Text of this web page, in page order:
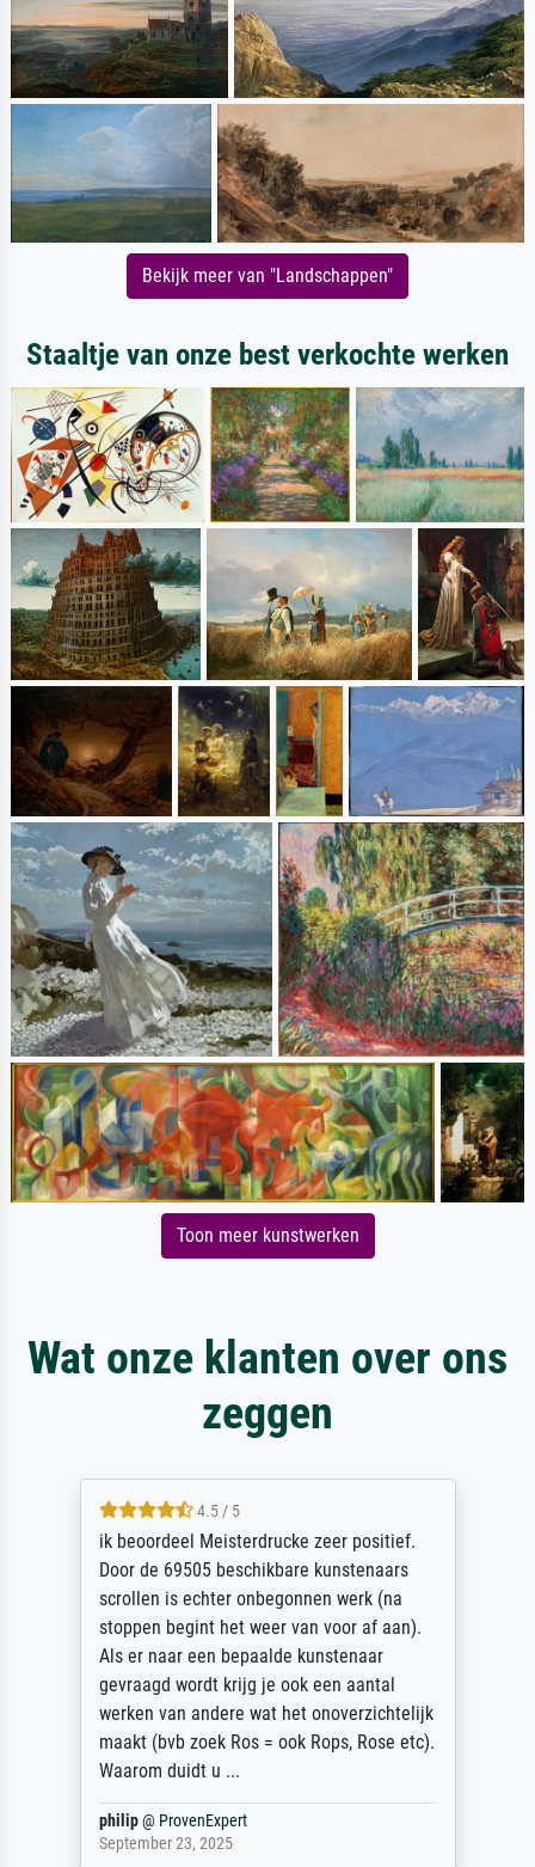
Bekijk meer van "Landschappen"
Staaltje van onze best verkochte werken
Toon meer kunstwerken
Wat onze klanten over ons
zeggen
4.5 / 5
ik beoordeel Meisterdrucke zeer positief.
Door de 69505 beschikbare kunstenaars
scrollen is echter onbegonnen werk (na
stoppen begint het weer van voor af aan).
Als er naar een bepaalde kunstenaar
gevraagd wordt krijg je ook een aantal
werken van andere wat het onoverzichtelijk
maakt (bvb zoek Ros = ook Rops, Rose etc).
Waarom duidt u ...
philip@ ProvenExpert
September 23, 2025